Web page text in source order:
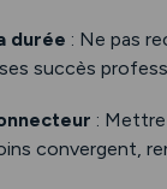
durée : Ne pas
succès
:
convergent,